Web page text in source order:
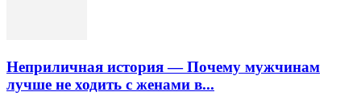
Неприличная история — Почему мужчинам
лучше не ходить с женами в...